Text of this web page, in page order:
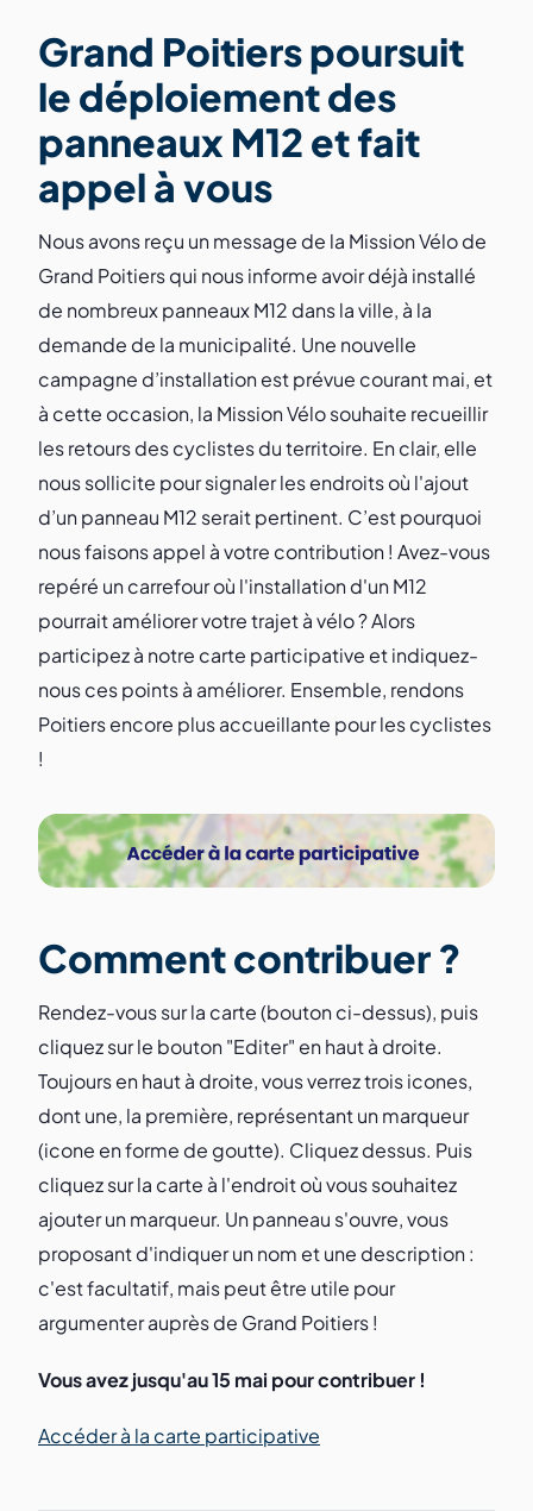
Grand Poitiers poursuit
le déploiement des
panneaux M12 et fait
appel à vous
Nous avons reçu un message de la Mission Vélo de
Grand Poitiers qui nous informe avoir déjà installé
de nombreux panneaux M12 dans la ville, à la
demande de la municipalité. Une nouvelle
campagne d’installation est prévue courant mai, et
à cette occasion, la Mission Vélo souhaite recueillir
les retours des cyclistes du territoire. En clair, elle
nous sollicite pour signaler les endroits où l'ajout
d’un panneau M12 serait pertinent. C’est pourquoi
nous faisons appel à votre contribution ! Avez-vous
repéré un carrefour où l'installation d'un M12
pourrait améliorer votre trajet à vélo ? Alors
participez à notre carte participative et indiquez-
nous ces points à améliorer. Ensemble, rendons
Poitiers encore plus accueillante pour les cyclistes
!
Comment contribuer ?
Rendez-vous sur la carte (bouton ci-dessus), puis
cliquez sur le bouton "Editer" en haut à droite.
Toujours en haut à droite, vous verrez trois icones,
dont une, la première, représentant un marqueur
(icone en forme de goutte). Cliquez dessus. Puis
cliquez sur la carte à l'endroit où vous souhaitez
ajouter un marqueur. Un panneau s'ouvre, vous
proposant d'indiquer un nom et une description :
c'est facultatif, mais peut être utile pour
argumenter auprès de Grand Poitiers !
Vous avez jusqu'au 15 mai pour contribuer !
Accéder à la carte participative